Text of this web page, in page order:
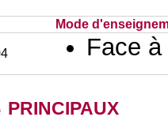
Mode
Face